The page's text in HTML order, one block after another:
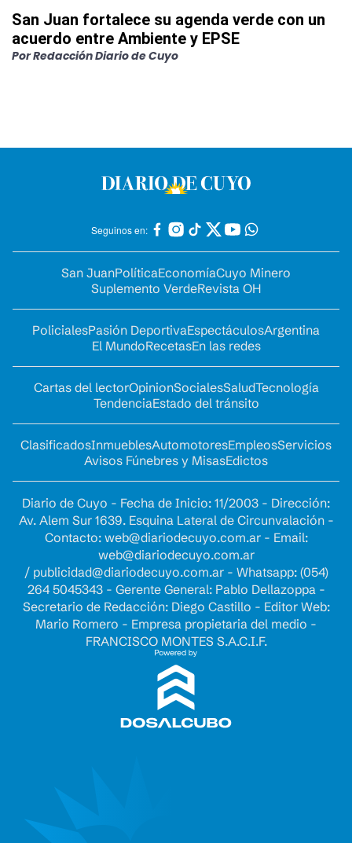
San Juan fortalece su agenda verde con un
acuerdo entre Ambiente y EPSE
PorRedacción Diario de Cuyo
Seguinos en:
San JuanPolíticaEconomíaCuyo Minero
Suplemento VerdeRevista OH
PolicialesPasión DeportivaEspectáculosArgentina
El MundoRecetasEn las redes
Cartas del lectorOpinionSocialesSaludTecnología
TendenciaEstado del tránsito
ClasificadosInmueblesAutomotoresEmpleosServicios
Avisos Fúnebres y MisasEdictos
Diario de Cuyo - Fecha de Inicio: 11/2003 - Dirección:
Av. Alem Sur 1639. Esquina Lateral de Circunvalación -
Contacto: web@diariodecuyo.com.ar- Email:
web@diariodecuyo.com.ar
/ publicidad@diariodecuyo.com.ar- Whatsapp: (054)
264 5045343 - Gerente General: Pablo Dellazoppa -
Secretario de Redacción: Diego Castillo - Editor Web:
Mario Romero - Empresa propietaria del medio -
FRANCISCO MONTES S.A.C.I.F.